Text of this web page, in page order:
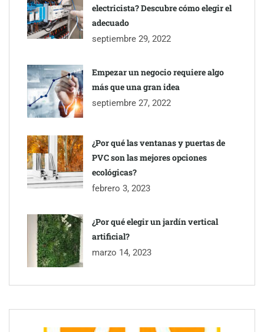
Jumpstart: EE.UU. redefine la movilidad profesional con
Esenzzia da la bienvenida a agosto con descuentos del 15% en
todo su catálogo de perfumes de equivalencia
electricista? Descubre cómo elegir el
adecuado
septiembre 29, 2022
Empezar un negocio requiere algo
más que una gran idea
septiembre 27, 2022
¿Por qué las ventanas y puertas de
PVC son las mejores opciones
ecológicas?
febrero 3, 2023
¿Por qué elegir un jardín vertical
artificial?
marzo 14, 2023